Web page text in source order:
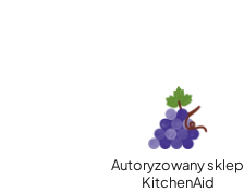
Autoryzowany sklep
KitchenAid